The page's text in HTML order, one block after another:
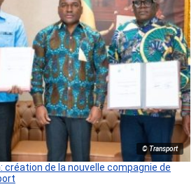
© Transport
création de la nouvelle compagnie de